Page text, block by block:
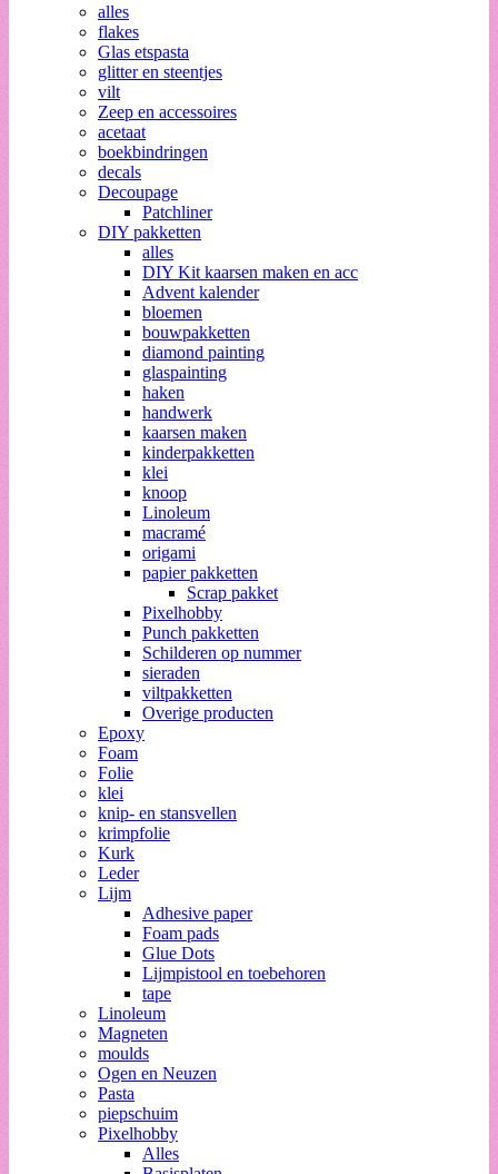
alles
flakes
Glas etspasta
glitter en steentjes
vilt
Zeep en accessoires
acetaat
boekbindringen
decals
Decoupage
Patchliner
DIY pakketten
alles
DIY Kit kaarsen maken en acc
Advent kalender
bloemen
bouwpakketten
diamond painting
glaspainting
haken
handwerk
kaarsen maken
kinderpakketten
klei
knoop
Linoleum
macramé
origami
papier pakketten
Scrap pakket
Pixelhobby
Punch pakketten
Schilderen op nummer
sieraden
viltpakketten
Overige producten
Epoxy
Foam
Folie
klei
knip- en stansvellen
krimpfolie
Kurk
Leder
Lijm
Adhesive paper
Foam pads
Glue Dots
Lijmpistool en toebehoren
tape
Linoleum
Magneten
moulds
Ogen en Neuzen
Pasta
piepschuim
Pixelhobby
Alles